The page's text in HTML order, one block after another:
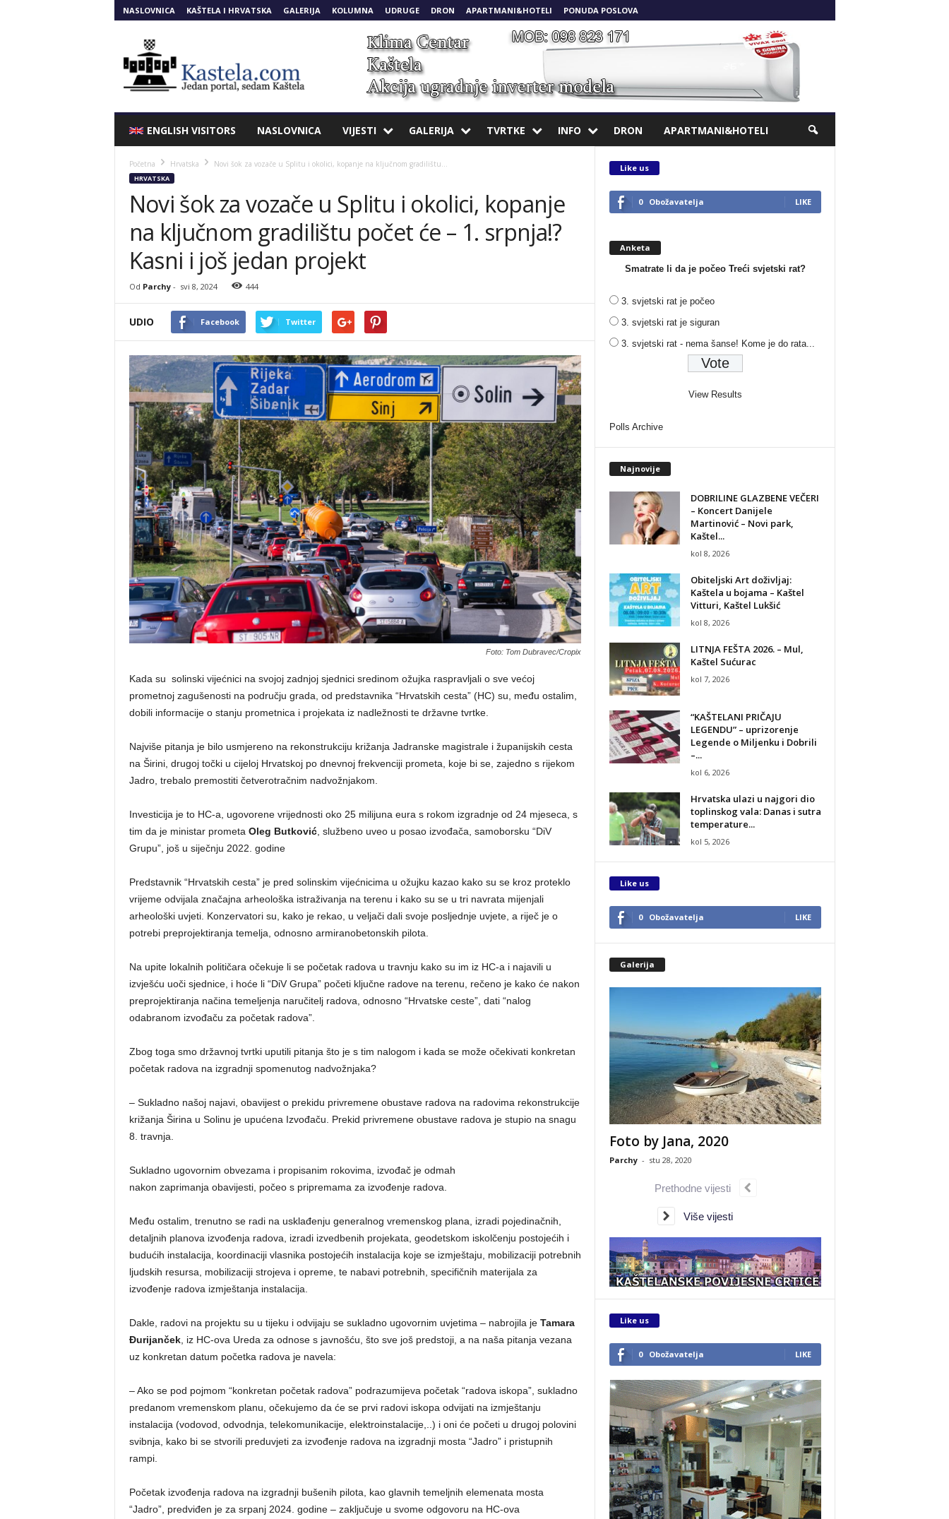
NASLOVNICA KAŠTELA I HRVATSKA GALERIJA KOLUMNA UDRUGE DRON APARTMANI&HOTELI PONUDA POSLOVA
ENGLISH VISITORS NASLOVNICA VIJESTI GALERIJA TVRTKE INFO DRON APARTMANI&HOTELI
Početna Hrvatska Novi šok za vozače u Splitu i okolici, kopanje na ključnom gradilištu...
HRVATSKA
Novi šok za vozače u Splitu i okolici, kopanje
na ključnom gradilištu počet će – 1. srpnja!?
Kasni i još jedan projekt
Od Parchy- svi 8, 2024 444
UDIO Facebook Twitter
Foto: Tom Dubravec/Cropix
Kada su solinski vijećnici na svojoj zadnjoj sjednici sredinom ožujka raspravljali o sve većoj
prometnoj zagušenosti na području grada, od predstavnika “Hrvatskih cesta” (HC) su, među ostalim,
dobili informacije o stanju prometnica i projekata iz nadležnosti te državne tvrtke.
Najviše pitanja je bilo usmjereno na rekonstrukciju križanja Jadranske magistrale i županijskih cesta
na Širini, drugoj točki u cijeloj Hrvatskoj po dnevnoj frekvenciji prometa, koje bi se, zajedno s rijekom
Jadro, trebalo premostiti četverotračnim nadvožnjakom.
Investicija je to HC-a, ugovorene vrijednosti oko 25 milijuna eura s rokom izgradnje od 24 mjeseca, s
tim da je ministar prometa Oleg Butković, službeno uveo u posao izvođača, samoborsku “DiV
Grupu”, još u siječnju 2022. godine
Predstavnik “Hrvatskih cesta” je pred solinskim vijećnicima u ožujku kazao kako su se kroz proteklo
vrijeme odvijala značajna arheološka istraživanja na terenu i kako su se u tri navrata mijenjali
arheološki uvjeti. Konzervatori su, kako je rekao, u veljači dali svoje posljednje uvjete, a riječ je o
potrebi preprojektiranja temelja, odnosno armiranobetonskih pilota.
Na upite lokalnih političara očekuje li se početak radova u travnju kako su im iz HC-a i najavili u
izvješću uoči sjednice, i hoće li “DiV Grupa” početi ključne radove na terenu, rečeno je kako će nakon
preprojektiranja načina temeljenja naručitelj radova, odnosno “Hrvatske ceste”, dati “nalog
odabranom izvođaču za početak radova”.
Zbog toga smo državnoj tvrtki uputili pitanja što je s tim nalogom i kada se može očekivati konkretan
početak radova na izgradnji spomenutog nadvožnjaka?
– Sukladno našoj najavi, obavijest o prekidu privremene obustave radova na radovima rekonstrukcije
križanja Širina u Solinu je upućena Izvođaču. Prekid privremene obustave radova je stupio na snagu
8. travnja.
Sukladno ugovornim obvezama i propisanim rokovima, izvođač je odmah
nakon zaprimanja obavijesti, počeo s pripremama za izvođenje radova.
Među ostalim, trenutno se radi na usklađenju generalnog vremenskog plana, izradi pojedinačnih,
detaljnih planova izvođenja radova, izradi izvedbenih projekata, geodetskom iskolčenju postojećih i
budućih instalacija, koordinaciji vlasnika postojećih instalacija koje se izmještaju, mobilizaciji potrebnih
ljudskih resursa, mobilizaciji strojeva i opreme, te nabavi potrebnih, specifičnih materijala za
izvođenje radova izmještanja instalacija.
Dakle, radovi na projektu su u tijeku i odvijaju se sukladno ugovornim uvjetima – nabrojila je Tamara
Đurijanček, iz HC-ova Ureda za odnose s javnošću, što sve još predstoji, a na naša pitanja vezana
uz konkretan datum početka radova je navela:
– Ako se pod pojmom “konkretan početak radova” podrazumijeva početak “radova iskopa”, sukladno
predanom vremenskom planu, očekujemo da će se prvi radovi iskopa odvijati na izmještanju
instalacija (vodovod, odvodnja, telekomunikacije, elektroinstalacije,..) i oni će početi u drugoj polovini
svibnja, kako bi se stvorili preduvjeti za izvođenje radova na izgradnji mosta “Jadro” i pristupnih
rampi.
Početak izvođenja radova na izgradnji bušenih pilota, kao glavnih temeljnih elemenata mosta
“Jadro”, predviđen je za srpanj 2024. godine – zaključuje u svome odgovoru na HC-ova
Like us
0 Obožavatelja LIKE
Anketa
Smatrate li da je počeo Treći svjetski rat?
3. svjetski rat je počeo
3. svjetski rat je siguran
3. svjetski rat - nema šanse! Kome je do rata...
View Results
Polls Archive
Najnovije
DOBRILINE GLAZBENE VEČERI
– Koncert Danijele
Martinović – Novi park,
Kaštel...
kol 8, 2026
Obiteljski Art doživljaj:
Kaštela u bojama – Kaštel
Vitturi, Kaštel Lukšić
kol 8, 2026
LITNJA FEŠTA 2026. – Mul,
Kaštel Sućurac
kol 7, 2026
“KAŠTELANI PRIČAJU
LEGENDU” – uprizorenje
Legende o Miljenku i Dobrili
–...
kol 6, 2026
Hrvatska ulazi u najgori dio
toplinskog vala: Danas i sutra
temperature...
kol 5, 2026
Like us
0 Obožavatelja LIKE
Galerija
Foto by Jana, 2020
Parchy - stu 28, 2020
Prethodne vijesti
Više vijesti
Like us
0 Obožavatelja LIKE